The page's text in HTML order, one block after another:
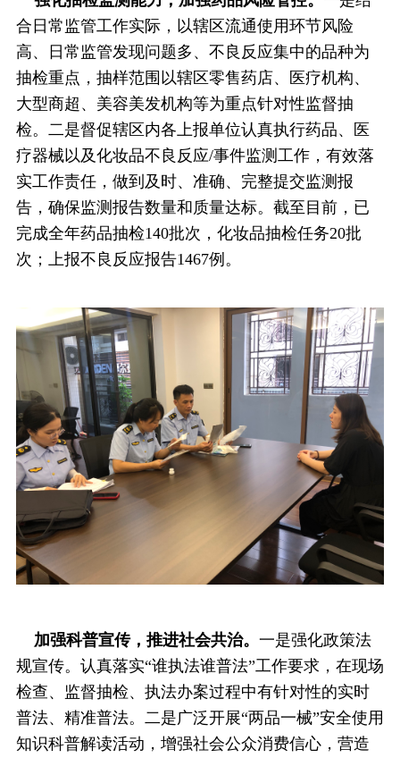
合日常监管工作实际，以辖区流通使用环节风险
高、日常监管发现问题多、不良反应集中的品种为
抽检重点，抽样范围以辖区零售药店、医疗机构、
大型商超、美容美发机构等为重点针对性监督抽
检。二是督促辖区内各上报单位认真执行药品、医
疗器械以及化妆品不良反应/事件监测工作，有效落
实工作责任，做到及时、准确、完整提交监测报
告，确保监测报告数量和质量达标。截至目前，已
完成全年药品抽检140批次，化妆品抽检任务20批
次；上报不良反应报告1467例。
加强科普宣传，推进社会共治。 一是强化政策法
规宣传。认真落实“谁执法谁普法”工作要求，在现场
检查、监督抽检、执法办案过程中有针对性的实时
普法、精准普法。二是广泛开展“两品一械”安全使用
知识科普解读活动，增强社会公众消费信心，营造